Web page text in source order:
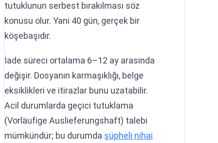
tutuklunun serbest bırakılması söz
konusu olur. Yani 40 gün, gerçek bir
köşebaşıdır.
İade süreci ortalama 6–12 ay arasında
değişir. Dosyanın karmaşıklığı, belge
eksiklikleri ve itirazlar bunu uzatabilir.
Acil durumlarda geçici tutuklama
(Vorläufige Auslieferungshaft) talebi
mümkündür; bu durumda şüpheli nihai